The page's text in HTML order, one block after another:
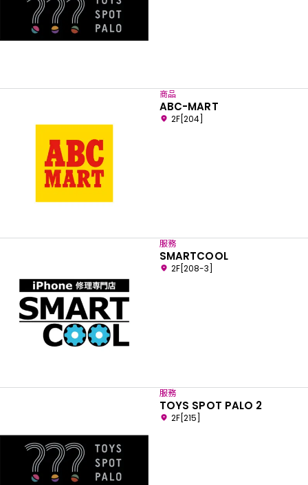
商品
ABC-MART
2F[204]
服務
SMARTCOOL
2F[208-3]
服務
TOYS SPOT PALO 2
2F[215]